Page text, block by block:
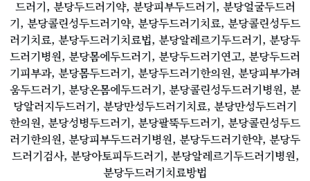
드러기, 분당두드러기약, 분당피부두드러기, 분당얼굴두드러
기, 분당콜린성두드러기약, 분당두드러기치료, 분당콜린성두드
러기치료, 분당두드러기치료법, 분당알레르기두드러기, 분당두
드러기병원, 분당몸에두드러기, 분당두드러기연고, 분당두드러
기피부과, 분당몸두드러기, 분당두드러기한의원, 분당피부가려
움두드러기, 분당온몸에두드러기, 분당콜린성두드러기병원, 분
당알러지두드러기, 분당만성두드러기치료, 분당만성두드러기
한의원, 분당성병두드러기, 분당팔뚝두드러기, 분당콜린성두드
러기한의원, 분당피부두드러기병원, 분당두드러기한약, 분당두
드러기검사, 분당아토피두드러기, 분당알레르기두드러기병원,
분당두드러기치료방법